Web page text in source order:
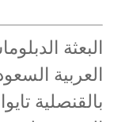
البعثة
العربية
بالقنصلية